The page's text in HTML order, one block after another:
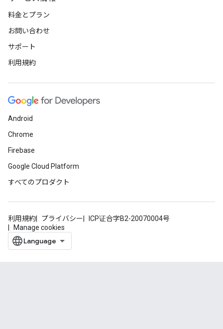
料金とプラン
お問い合わせ
サポート
利用規約
Android
Chrome
Firebase
Google Cloud Platform
すべてのプロダクト
利用規約 プライバシー
ICP证合字B2-20070004号
Manage cookies